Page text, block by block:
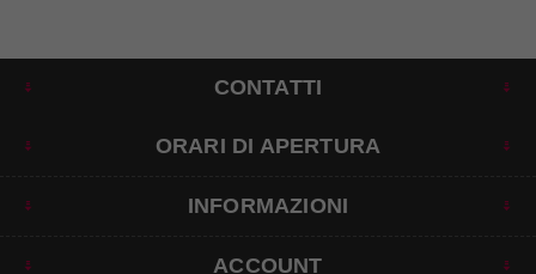
CONTATTI
ORARI DI APERTURA
INFORMAZIONI
ACCOUNT